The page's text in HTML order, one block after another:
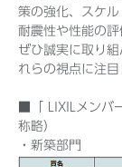
策の強化、スケル
耐震性や性能の評
ぜひ誠実に取り
れらの視点に注目
■「 LIXILメンバ
称略）
・新築部門